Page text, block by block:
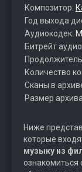
Композитор:
Год выхода
Аудиокодек:
Битрейт
Количество
Сканы в
Размер
Ниже
которые
музыку из
ознакомиться